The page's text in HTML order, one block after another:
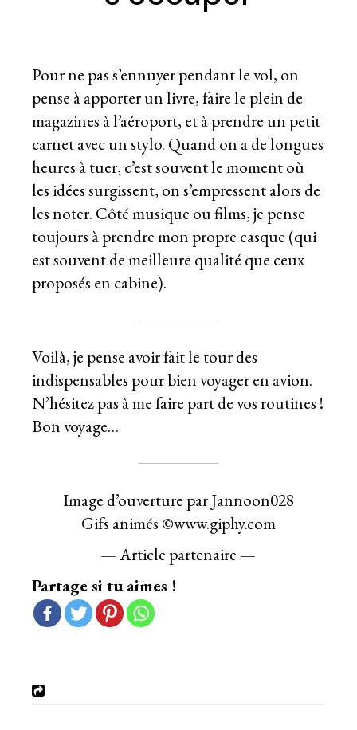
Pour ne pas s’ennuyer pendant le vol, on
pense à apporter un livre, faire le plein de
magazines à l’aéroport, et à prendre un petit
carnet avec un stylo. Quand on a de longues
heures à tuer, c’est souvent le moment où
les idées surgissent, on s’empressent alors de
les noter. Côté musique ou films, je pense
toujours à prendre mon propre casque (qui
est souvent de meilleure qualité que ceux
proposés en cabine).
Voilà, je pense avoir fait le tour des
indispensables pour bien voyager en avion.
N’hésitez pas à me faire part de vos routines !
Bon voyage…
Image d’ouverture par Jannoon028
Gifs animés ©www.giphy.com
— Article partenaire —
Partage si tu aimes !